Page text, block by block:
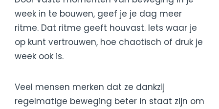
week in te bouwen, geef je je dag meer
ritme. Dat ritme geeft houvast. Iets waar je
op kunt vertrouwen, hoe chaotisch of druk je
week ook is.
Veel mensen merken dat ze dankzij
regelmatige beweging beter in staat zijn om